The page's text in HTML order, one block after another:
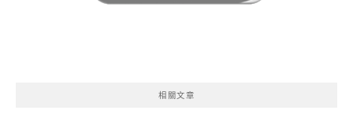
相關文章